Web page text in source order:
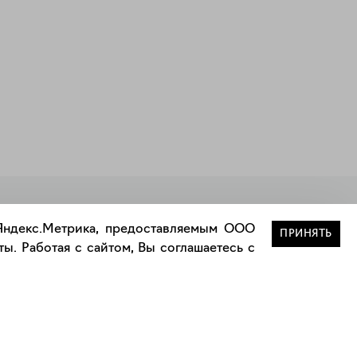
предоставляемым ООО
Работая с сайтом, Вы соглашаетесь с
ПРИНЯТЬ